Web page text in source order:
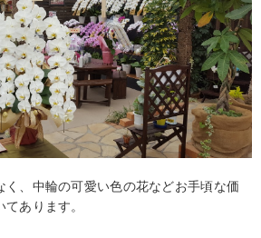
く、中輪の可愛い色の花などお手頃な価
あります。